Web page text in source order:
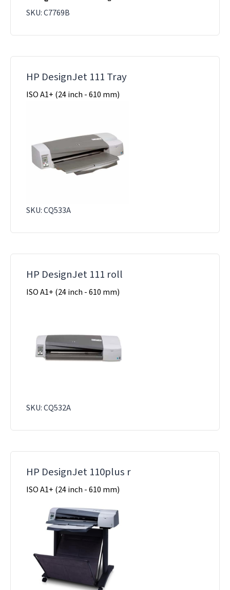
SKU: C7769B
HP DesignJet 111 Tray
ISO A1+ (24 inch - 610 mm)
SKU: CQ533A
HP DesignJet 111 roll
ISO A1+ (24 inch - 610 mm)
SKU: CQ532A
HP DesignJet 110plus r
ISO A1+ (24 inch - 610 mm)